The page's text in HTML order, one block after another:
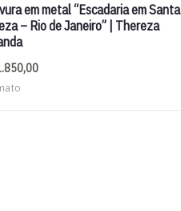
em metal “Escadaria em Santa
– Rio de Janeiro” | Thereza